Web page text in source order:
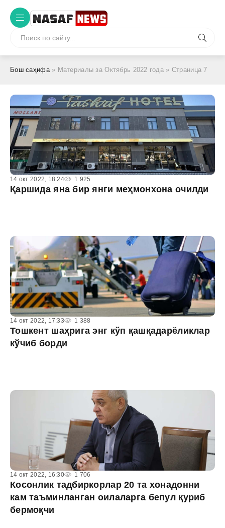
Бош саҳифа» Материалы за Октябрь 2022 года » Страница 7
14 окт 2022, 18:24 1 925
Қаршида яна бир янги меҳмонхона очилди
14 окт 2022, 17:33 1 388
Тошкент шаҳрига энг кўп қашқадарёликлар
кўчиб борди
14 окт 2022, 16:30 1 706
Косонлик тадбиркорлар 20 та хонадонни
кам таъминланган оилаларга бепул қуриб
бермоқчи